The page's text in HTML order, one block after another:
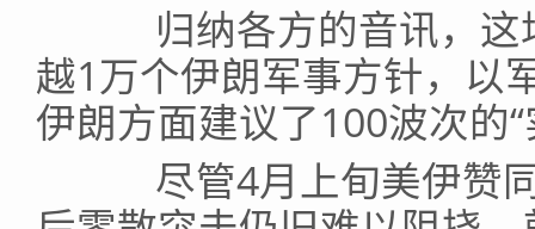
归纳各方的音讯，这
越1万个伊朗军事方针，以
伊朗方面建议了100波次的
尽管4月上旬美伊赞同